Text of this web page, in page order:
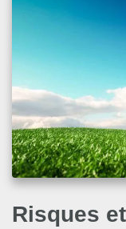
Risques